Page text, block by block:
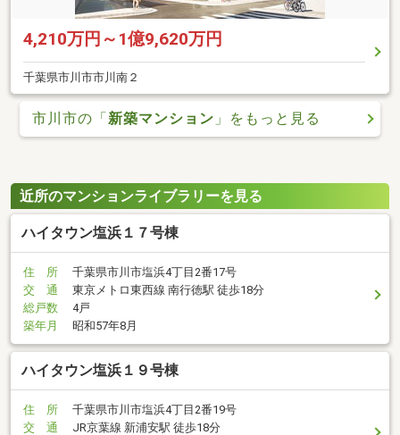
4,210万円～1億9,620万円
千葉県市川市市川南２
市川市の「 新築マンション 」をもっと見る
近所のマンションライブラリーを見る
ハイタウン塩浜１７号棟
住 所
千葉県市川市塩浜4丁目2番17号
交 通
東京メトロ東西線 南行徳駅 徒歩18分
総戸数
4戸
築年月
昭和57年8月
ハイタウン塩浜１９号棟
住 所
千葉県市川市塩浜4丁目2番19号
交 通
JR京葉線 新浦安駅 徒歩18分